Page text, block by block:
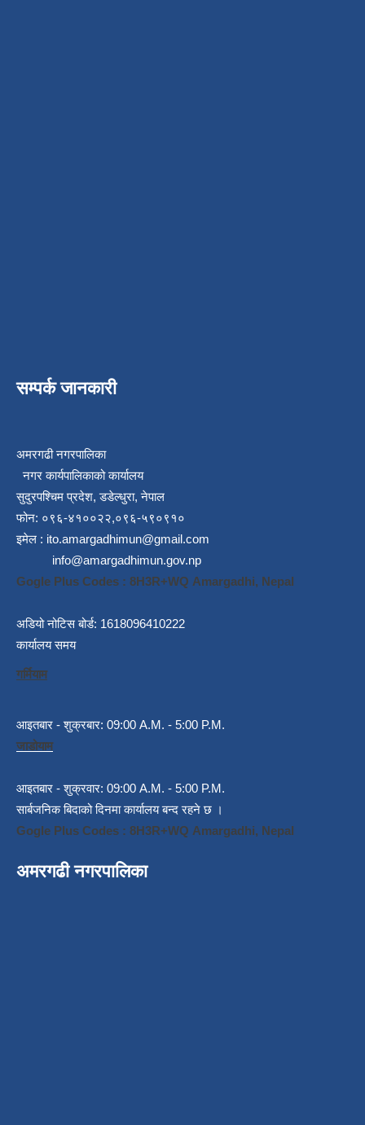
सम्पर्क जानकारी
अमरगढी नगरपालिका
नगर कार्यपालिकाको कार्यालय
सुदुरपश्चिम प्रदेश, डडेल्धुरा, नेपाल
फोन: ०९६-४१००२२,०९६-५९०९१०
इमेल : ito.amargadhimun@gmail.com
info@amargadhimun.gov.np
Gogle Plus Codes : 8H3R+WQ Amargadhi, Nepal
अडियो नोटिस बोर्ड: 1618096410222
कार्यालय समय
गर्मियाम
आइतबार - शुक्रबार: 09:00 A.M. - 5:00 P.M.
जाडोयाम
आइतबार - शुक्रवार: 09:00 A.M. - 5:00 P.M.
सार्बजनिक बिदाको दिनमा कार्यालय बन्द रहने छ ।
Gogle Plus Codes : 8H3R+WQ Amargadhi, Nepal
अमरगढी नगरपालिका